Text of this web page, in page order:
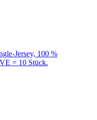
Jersey, 100 %
= 10 Stück.